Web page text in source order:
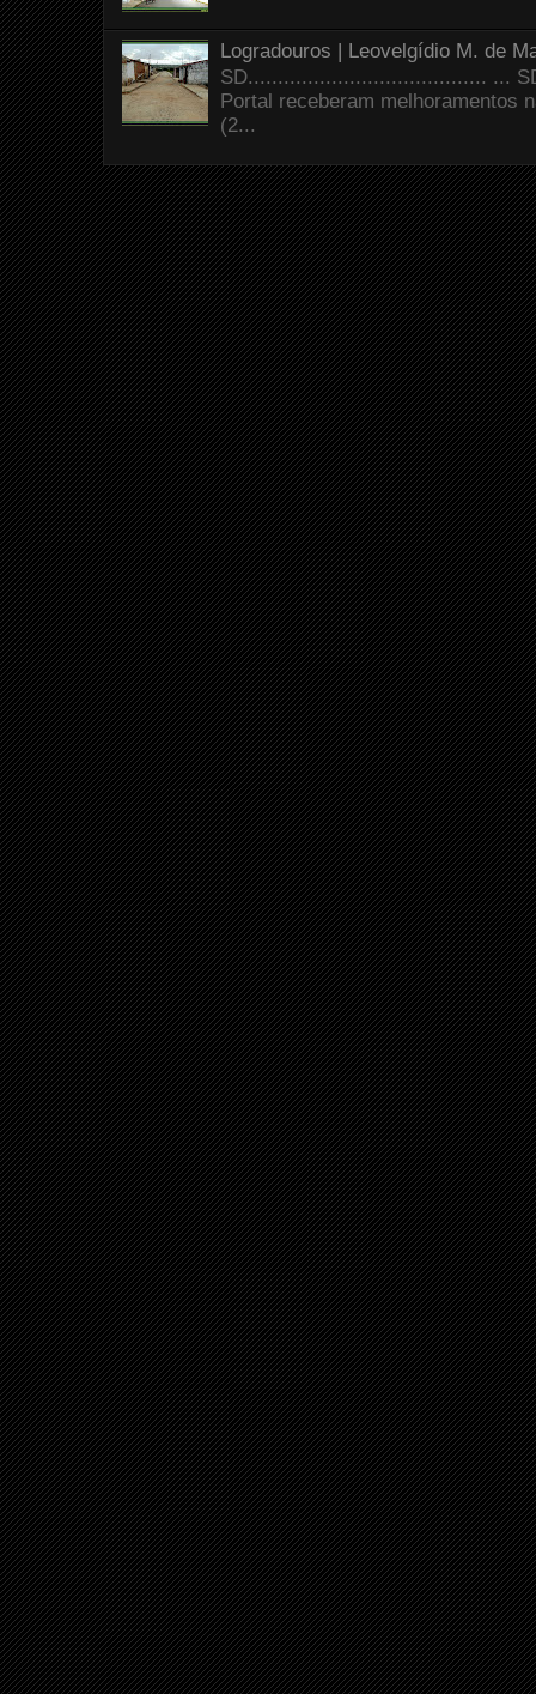
Logradouros | Leovelgídio M. de
SD........................................ ...
Portal receberam melhoramentos
(2...